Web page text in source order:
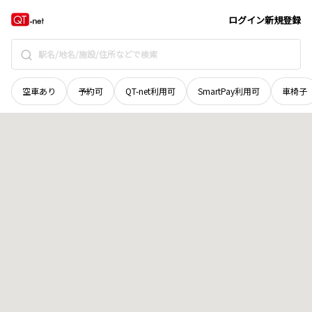
ログイン新規登録
空車あり 予約可 QT-net利用可 SmartPay利用可 車椅子
広島県